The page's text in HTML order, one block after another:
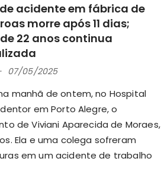
acidente em fábrica de
morre após 11 dias;
22 anos continua
07/05/2025
manhã de ontem, no Hospital
em Porto Alegre, o
de Viviani Aparecida de Moraes,
Ela e uma colega sofreram
em um acidente de trabalho